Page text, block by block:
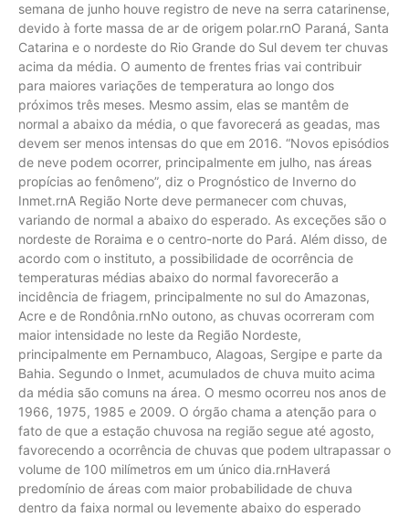
semana de junho houve registro de neve na serra catarinense,
devido à forte massa de ar de origem polar.rnO Paraná, Santa
Catarina e o nordeste do Rio Grande do Sul devem ter chuvas
acima da média. O aumento de frentes frias vai contribuir
para maiores variações de temperatura ao longo dos
próximos três meses. Mesmo assim, elas se mantêm de
normal a abaixo da média, o que favorecerá as geadas, mas
devem ser menos intensas do que em 2016. “Novos episódios
de neve podem ocorrer, principalmente em julho, nas áreas
propícias ao fenômeno”, diz o Prognóstico de Inverno do
Inmet.rnA Região Norte deve permanecer com chuvas,
variando de normal a abaixo do esperado. As exceções são o
nordeste de Roraima e o centro-norte do Pará. Além disso, de
acordo com o instituto, a possibilidade de ocorrência de
temperaturas médias abaixo do normal favorecerão a
incidência de friagem, principalmente no sul do Amazonas,
Acre e de Rondônia.rnNo outono, as chuvas ocorreram com
maior intensidade no leste da Região Nordeste,
principalmente em Pernambuco, Alagoas, Sergipe e parte da
Bahia. Segundo o Inmet, acumulados de chuva muito acima
da média são comuns na área. O mesmo ocorreu nos anos de
1966, 1975, 1985 e 2009. O órgão chama a atenção para o
fato de que a estação chuvosa na região segue até agosto,
favorecendo a ocorrência de chuvas que podem ultrapassar o
volume de 100 milímetros em um único dia.rnHaverá
predomínio de áreas com maior probabilidade de chuva
dentro da faixa normal ou levemente abaixo do esperado